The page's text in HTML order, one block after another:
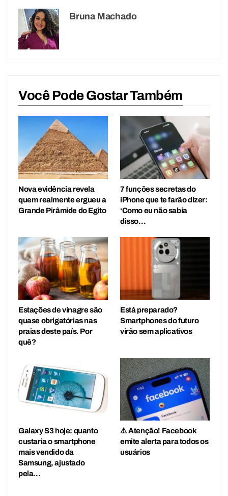
Bruna Machado
Você Pode Gostar Também
Nova evidência revela
quem realmente ergueu a
Grande Pirâmide do Egito
7 funções secretas do
iPhone que te farão dizer:
‘Como eu não sabia
disso…
Estações de vinagre são
quase obrigatórias nas
praias deste país. Por
quê?
Está preparado?
Smartphones do futuro
virão sem aplicativos
Galaxy S3 hoje: quanto
custaria o smartphone
mais vendido da
Samsung, ajustado
pela…
⚠️ Atenção! Facebook
emite alerta para todos os
usuários